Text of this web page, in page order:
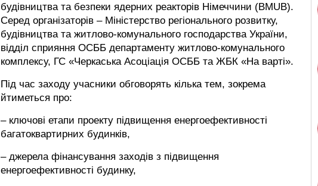
будівництва та безпеки ядерних реакторів Німеччини (BMUB).
Серед організаторів – Міністерство регіонального розвитку,
будівництва та житлово-комунального господарства України,
відділ сприяння ОСББ департаменту житлово-комунального
комплексу, ГС «Черкаська Асоціація ОСББ та ЖБК «На варті».
Під час заходу учасники обговорять кілька тем, зокрема
йтиметься про:
– ключові етапи проекту підвищення енергоефективності
багатоквартирних будинків,
– джерела фінансування заходів з підвищення
енергоефективності будинку,